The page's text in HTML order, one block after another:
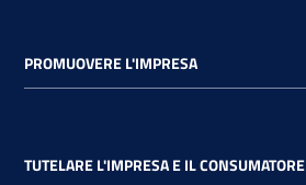
PROMUOVERE L'IMPRESA
TUTELARE L'IMPRESA E IL CONSUMATORE